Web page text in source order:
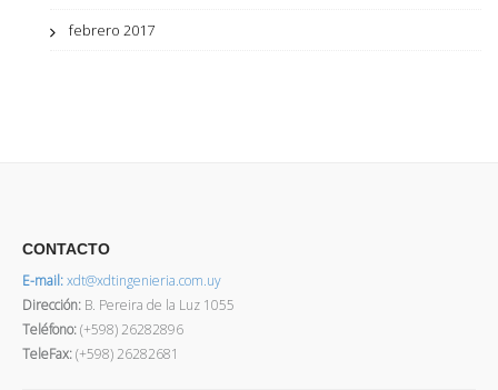
febrero 2017
CONTACTO
E-mail:xdt@xdtingenieria.com.uy
Dirección: B. Pereira de la Luz 1055
Teléfono:(+598) 26282896
TeleFax:(+598) 26282681